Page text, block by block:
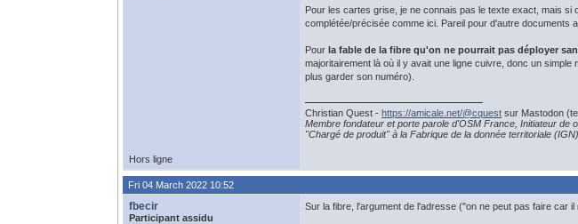
Pour les cartes grise, je ne connais pas le texte exact, mais
complétée/précisée comme ici. Pareil pour d'autre documents
Pour la fable de la fibre qu'on ne pourrait pas déployer
majoritairement là où il y avait une ligne cuivre, donc un
plus garder son numéro).
Christian Quest - https://amicale.net/@cquest sur Mastodon
Membre fondateur et porte parole d'OSM France, Initiateur de
"Chargé de produit" à la Fabrique de la donnée territoriale (IGN)
Hors ligne
Fri 04 March 2022 10:52
fbecir
Participant assidu
Sur la fibre, l'argument de l'adresse ("on ne peut pas faire car